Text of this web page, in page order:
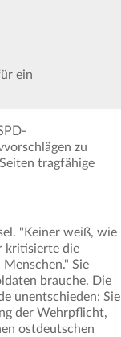
ein
zu
tragfähige
"Keiner weiß, wie
kritisierte die
Sie
brauche. Die
unentschieden: Sie
der Wehrpflicht,
ostdeutschen